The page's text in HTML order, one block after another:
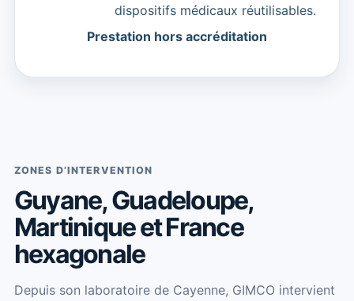
dispositifs médicaux réutilisables.
Prestation hors accréditation
ZONES D’INTERVENTION
Guyane, Guadeloupe,
Martinique et France
hexagonale
Depuis son laboratoire de Cayenne, GIMCO intervient